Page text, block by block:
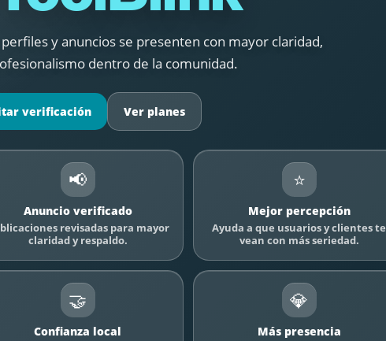
y anuncios se presenten con mayor claridad,
dentro de la comunidad.
verificación Ver planes
📢
Anuncio verificado
revisadas para mayor
claridad y respaldo.
⭐
Mejor percepción
Ayuda a que usuarios y clientes te
vean con más seriedad.
🤝
Confianza local
💎
Más presencia